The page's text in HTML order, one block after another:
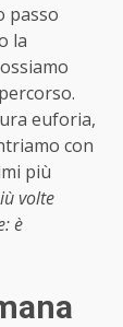
passo
la
euforia,
con
più
volte
è